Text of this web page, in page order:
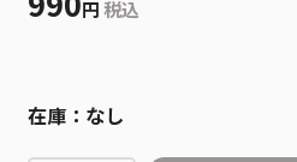
円 税込
在庫： なし